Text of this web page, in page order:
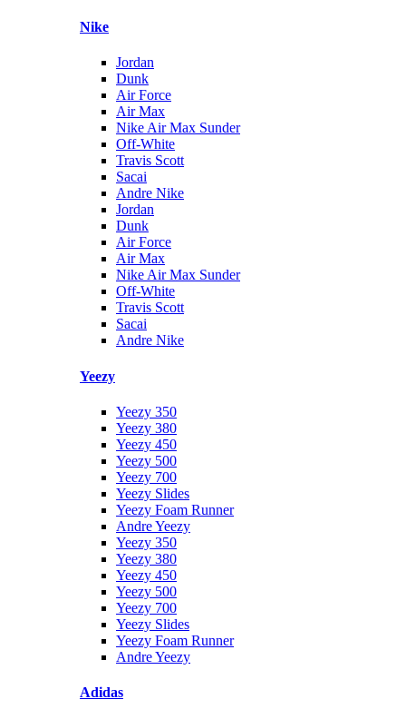
Nike
Jordan
Dunk
Air Force
Air Max
Nike Air Max Sunder
Off-White
Travis Scott
Sacai
Andre Nike
Jordan
Dunk
Air Force
Air Max
Nike Air Max Sunder
Off-White
Travis Scott
Sacai
Andre Nike
Yeezy
Yeezy 350
Yeezy 380
Yeezy 450
Yeezy 500
Yeezy 700
Yeezy Slides
Yeezy Foam Runner
Andre Yeezy
Yeezy 350
Yeezy 380
Yeezy 450
Yeezy 500
Yeezy 700
Yeezy Slides
Yeezy Foam Runner
Andre Yeezy
Adidas